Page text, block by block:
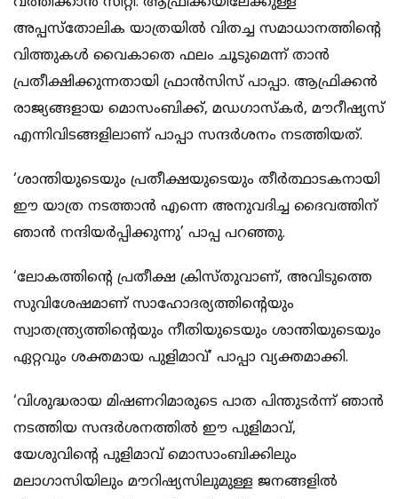
അപ്പസ്‌തോലിക യാത്രയില്‍ വിതച്ച സമാധാനത്തിന്റെ
വിത്തുകള്‍ വൈകാതെ ഫലം ചൂടുമെന്ന് താന്‍
പ്രതീക്ഷിക്കുന്നതായി ഫ്രാന്‍സിസ് പാപ്പാ. ആഫ്രിക്കന്‍
രാജ്യങ്ങളായ മൊസംബിക്ക്, മഡഗാസ്‌കര്‍, മൗറീഷ്യസ്
എന്നിവിടങ്ങളിലാണ് പാപ്പാ സന്ദര്‍ശനം നടത്തിയത്.
‘ശാന്തിയുടെയും പ്രതീക്ഷയുടെയും തീര്‍ത്ഥാടകനായി
ഈ യാത്ര നടത്താന്‍ എന്നെ അനുവദിച്ച ദൈവത്തിന്
ഞാന്‍ നന്ദിയര്‍പ്പിക്കുന്നു’ പാപ്പ പറഞ്ഞു.
‘ലോകത്തിന്റെ പ്രതീക്ഷ ക്രിസ്തുവാണ്, അവിടുത്തെ
സുവിശേഷമാണ് സാഹോദര്യത്തിന്റെയും
സ്വാതന്ത്ര്യത്തിന്റെയും നീതിയുടെയും ശാന്തിയുടെയും
ഏറ്റവും ശക്തമായ പുളിമാവ്’ പാപ്പാ വ്യക്തമാക്കി.
‘വിശുദ്ധരായ മിഷണറിമാരുടെ പാത പിന്തുടര്‍ന്ന് ഞാന്‍
നടത്തിയ സന്ദര്‍ശനത്തില്‍ ഈ പുളിമാവ്,
യേശുവിന്റെ പുളിമാവ് മൊസാംബിക്കിലും
മലാഗാസിയിലും മൗറിഷ്യസിലുമുള്ള ജനങ്ങളില്‍